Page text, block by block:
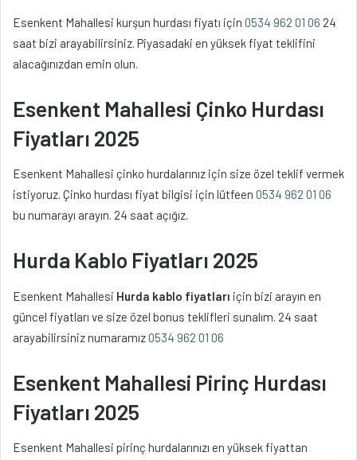
Esenkent Mahallesi kurşun hurdası fiyatı için 0534 962 01 06 24
saat bizi arayabilirsiniz. Piyasadaki en yüksek fiyat teklifini
alacağınızdan emin olun.
Esenkent Mahallesi Çinko Hurdası
Fiyatları 2025
Esenkent Mahallesi çinko hurdalarınız için size özel teklif vermek
istiyoruz. Çinko hurdası fiyat bilgisi için lütfeen 0534 962 01 06
bu numarayı arayın. 24 saat açığız.
Hurda Kablo Fiyatları 2025
Esenkent Mahallesi Hurda kablo fiyatları için bizi arayın en
güncel fiyatları ve size özel bonus teklifleri sunalım. 24 saat
arayabilirsiniz numaramız0534 962 01 06
Esenkent Mahallesi Pirinç Hurdası
Fiyatları 2025
Esenkent Mahallesi pirinç hurdalarınızı en yüksek fiyattan